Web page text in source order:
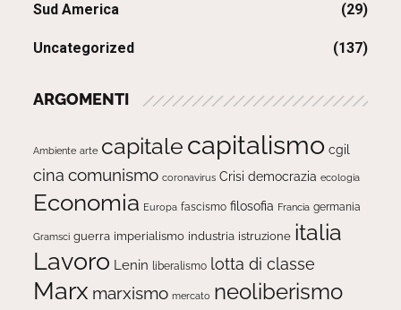
Sud America (29)
Uncategorized (137)
ARGOMENTI
Ambiente arte capitale capitalismo cgil
cina comunismo coronavirus Crisi democrazia ecologia
Economia Europa fascismo filosofia Francia germania
Gramsci guerra imperialismo industria istruzione italia
Lavoro Lenin liberalismo lotta di classe
Marx marxismo mercato neoliberismo